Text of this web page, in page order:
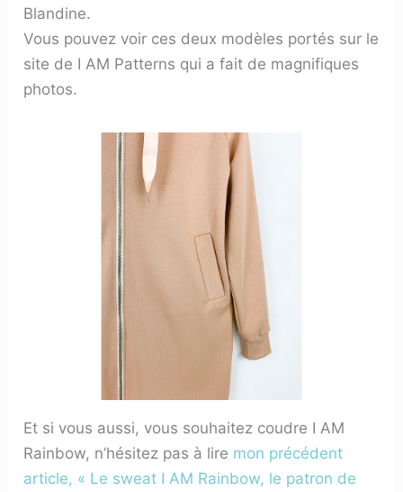
Blandine.
Vous pouvez voir ces deux modèles portés sur le
site de I AM Patterns qui a fait de magnifiques
photos.
Et si vous aussi, vous souhaitez coudre I AM
Rainbow, n’hésitez pas à lire mon précédent
article, « Le sweat I AM Rainbow, le patron de